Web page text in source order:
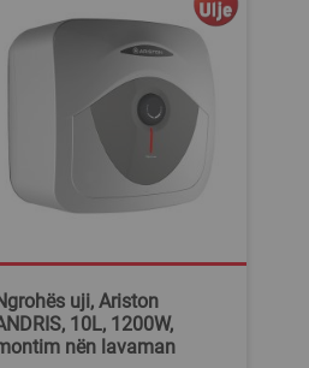
uji, Ariston
10L, 1200W,
nën lavaman